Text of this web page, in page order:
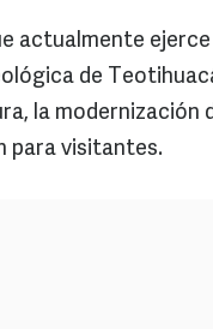
actualmente ejerce
de
la modernización
para visitantes.